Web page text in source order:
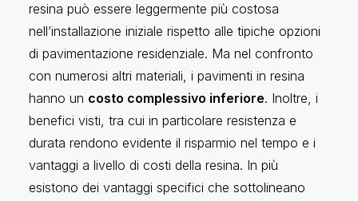
resina può essere leggermente più costosa
nell’installazione iniziale rispetto alle tipiche opzioni
di pavimentazione residenziale. Ma nel confronto
con numerosi altri materiali, i pavimenti in resina
hanno un costo complessivo inferiore. Inoltre, i
benefici visti, tra cui in particolare resistenza e
durata rendono evidente il risparmio nel tempo e i
vantaggi a livello di costi della resina. In più
esistono dei vantaggi specifici che sottolineano